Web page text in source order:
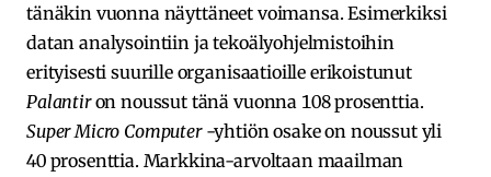
tänäkin vuonna näyttäneet voimansa. Esimerkiksi
datan analysointiin ja tekoälyohjelmistoihin
erityisesti suurille organisaatioille erikoistunut
Palantiron noussut tänä vuonna 108 prosenttia.
Super Micro Computer-yhtiön osake on noussut yli
40 prosenttia. Markkina-arvoltaan maailman